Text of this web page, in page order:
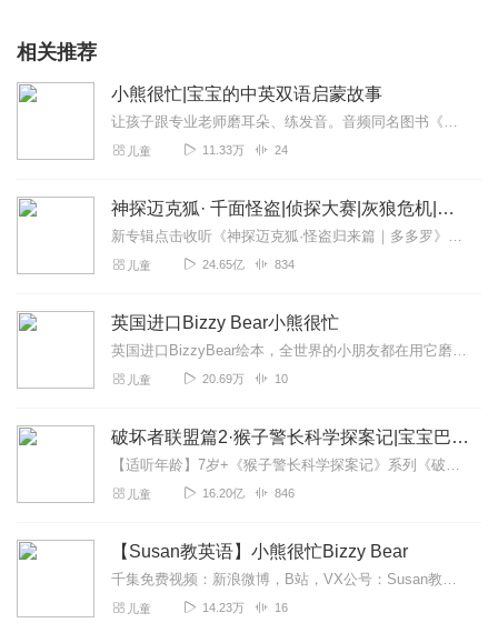
相关推荐
小熊很忙|宝宝的中英双语启蒙故事
让孩子跟专业老师磨耳朵、练发音。音频同名图书《小熊很忙》风靡全球的中英双语互动游戏纸板书丹妈、妈咪OK、年糕妈妈、小小包麻麻等知名阅读推广公众号联袂推荐，版权...
儿童 11.33万 24
神探迈克狐· 千面怪盗|侦探大赛|灰狼危机|多多罗
新专辑点击收听《神探迈克狐·怪盗归来篇｜多多罗》！！！>>>点击进入主播橱窗购买《神探迈克狐》系列图书吧!<<<多多罗故事【点击前往】收听多多罗其他好玩有趣的故...
儿童 24.65亿 834
英国进口Bizzy Bear小熊很忙
英国进口BizzyBear绘本，全世界的小朋友都在用它磨耳朵，美亚五星满分好评书，全球各大书店销量王，适合0-5岁。大家好，我是米粒妈。美国海归、原500...
儿童 20.69万 10
破坏者联盟篇2·猴子警长科学探案记|宝宝巴士故事
【适听年龄】7岁+《猴子警长科学探案记》系列《破坏者联盟篇1·猴子警长科学探案记》>>>《破坏者联盟篇2·猴子警长科学探案记》>>>《破坏者联盟篇3·猴子警长科...
儿童 16.20亿 846
【Susan教英语】小熊很忙Bizzy Bear
千集免费视频：新浪微博，B站，VX公号：Susan教英语...
儿童 14.23万 16